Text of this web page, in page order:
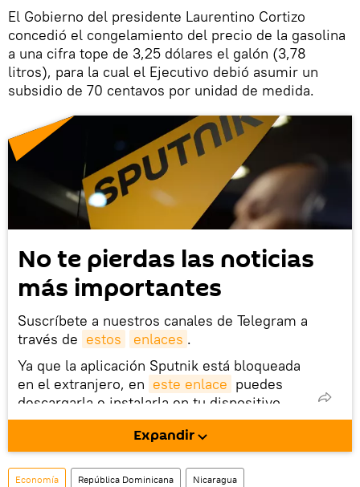
El Gobierno del presidente Laurentino Cortizo
concedió el congelamiento del precio de la gasolina
a una cifra tope de 3,25 dólares el galón (3,78
litros), para la cual el Ejecutivo debió asumir un
subsidio de 70 centavos por unidad de medida.
No te pierdas las noticias
más importantes
Suscríbete a nuestros canales de Telegram a
través de estos enlaces .
Ya que la aplicación Sputnik está bloqueada
en el extranjero, en este enlace puedes
descargarla e instalarla en tu dispositivo
móvil (¡solo para Android!).
También tenemos una cuenta en la red
social rusa VK .
Expandir
Economía República Dominicana Nicaragua